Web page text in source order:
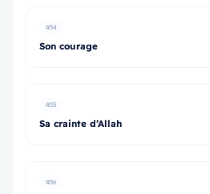
#34
Son courage
#35
Sa crainte d’Allah
#36